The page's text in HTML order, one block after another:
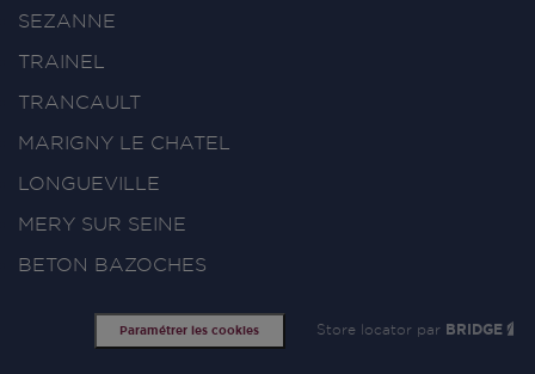
SEZANNE
TRAINEL
TRANCAULT
MARIGNY LE CHATEL
LONGUEVILLE
MERY SUR SEINE
BETON BAZOCHES
Paramétrer les cookies Store locator par BRIDGE